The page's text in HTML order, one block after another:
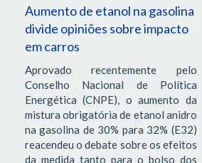
Aumento de etanol na gasolina
divide opiniões sobre impacto
em carros
Aprovado recentemente pelo
Conselho Nacional de Política
Energética (CNPE), o aumento da
mistura obrigatória de etanol anidro
na gasolina de 30% para 32% (E32)
reacendeu o debate sobre os efeitos
da medida tanto para o bolso dos